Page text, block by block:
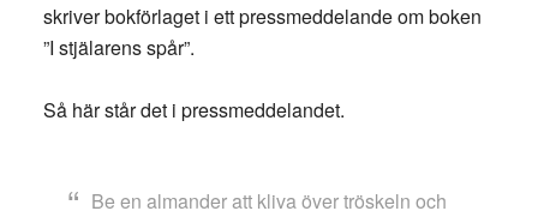
skriver bokförlaget i ett pressmeddelande om boken
”I stjälarens spår”.
Så här står det i pressmeddelandet.
Be en almander att kliva över tröskeln och